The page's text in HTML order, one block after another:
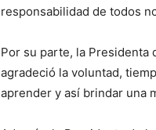
responsabilidad de todos
Por su parte, la Presidenta
agradeció la voluntad,
aprender y así brindar una